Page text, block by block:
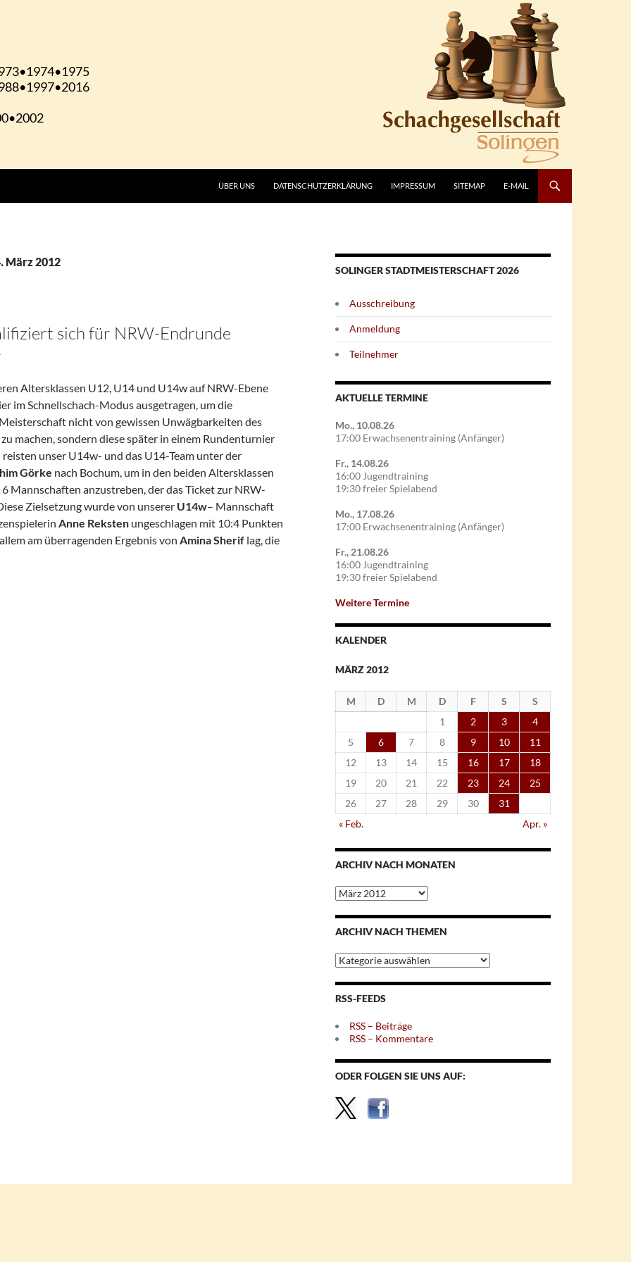
ÜBER UNS DATENSCHUTZERKLÄRUNG IMPRESSUM SITEMAP E-MAIL
März 2012
sich für NRW-Endrunde
Altersklassen U12, U14 und U14w auf NRW-Ebene
im Schnellschach-Modus ausgetragen, um die
nicht von gewissen Unwägbarkeiten des
machen, sondern diese später in einem Rundenturnier
unser U14w- und das U14-Team unter der
Görke nach Bochum, um in den beiden Altersklassen
Mannschaften anzustreben, der das Ticket zur NRW-
Zielsetzung wurde von unserer U14w– Mannschaft
Anne Reksten ungeschlagen mit 10:4 Punkten
am überragenden Ergebnis von Amina Sherif lag, die
Für NRW-Endrunde
SOLINGER STADTMEISTERSCHAFT 2026
Ausschreibung
Anmeldung
Teilnehmer
AKTUELLE TERMINE
Mo., 10.08.26
17:00 Erwachsenentraining (Anfänger)
Fr., 14.08.26
16:00 Jugendtraining
19:30 freier Spielabend
Mo., 17.08.26
17:00 Erwachsenentraining (Anfänger)
Fr., 21.08.26
16:00 Jugendtraining
19:30 freier Spielabend
Weitere Termine
KALENDER
MÄRZ 2012
M D M D F S
S
1
2 3
4
5
6 7 8 9 10
11
12
13 14 15 16 17
18
19
20 21 22 23 24
25
26
27 28 29 30
31
« Feb.
Apr. »
ARCHIV NACH MONATEN
Archiv
nach
Monaten
ARCHIV NACH THEMEN
Archiv
nach
Themen
RSS-FEEDS
RSS – Beiträge
RSS – Kommentare
ODER FOLGEN SIE UNS AUF: